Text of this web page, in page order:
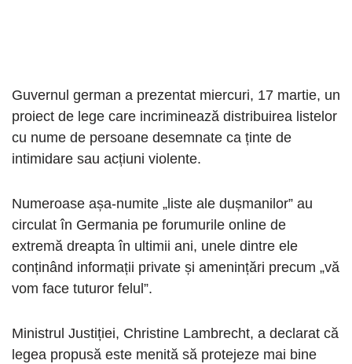
Guvernul german a prezentat miercuri, 17 martie, un
proiect de lege care incriminează distribuirea listelor
cu nume de persoane desemnate ca ținte de
intimidare sau acțiuni violente.
Numeroase așa-numite „liste ale dușmanilor” au
circulat în Germania pe forumurile online de
extremă dreapta în ultimii ani, unele dintre ele
conținând informații private și amenințări precum „vă
vom face tuturor felul”.
Ministrul Justiției, Christine Lambrecht, a declarat că
legea propusă este menită să protejeze mai bine